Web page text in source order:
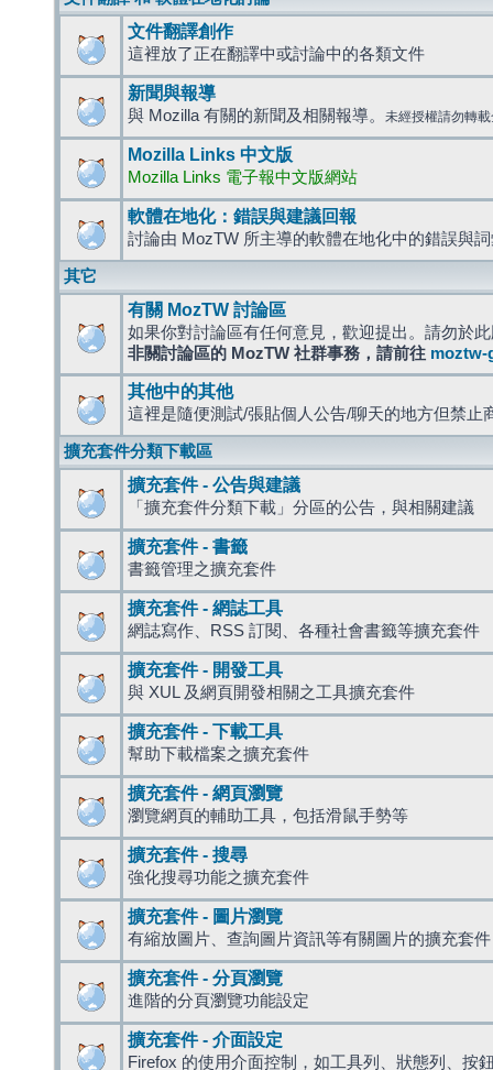
文件翻譯創作
這裡放了正在翻譯中或討論中的各類文件
新聞與報導
與 Mozilla 有關的新聞及相關報導。 未經授權請勿轉
Mozilla Links 中文版
Mozilla Links 電子報中文版網站
軟體在地化：錯誤與建議回報
討論由 MozTW 所主導的軟體在地化中的錯誤與
其它
有關 MozTW 討論區
如果你對討論區有任何意見，歡迎提出。請勿於
非關討論區的 MozTW 社群事務，請前往 moztw-
其他中的其他
這裡是隨便測試/張貼個人公告/聊天的地方但禁止
擴充套件分類下載區
擴充套件 - 公告與建議
「擴充套件分類下載」分區的公告，與相關建議
擴充套件 - 書籤
書籤管理之擴充套件
擴充套件 - 網誌工具
網誌寫作、RSS 訂閱、各種社會書籤等擴充套件
擴充套件 - 開發工具
與 XUL 及網頁開發相關之工具擴充套件
擴充套件 - 下載工具
幫助下載檔案之擴充套件
擴充套件 - 網頁瀏覽
瀏覽網頁的輔助工具，包括滑鼠手勢等
擴充套件 - 搜尋
強化搜尋功能之擴充套件
擴充套件 - 圖片瀏覽
有縮放圖片、查詢圖片資訊等有關圖片的擴充套件
擴充套件 - 分頁瀏覽
進階的分頁瀏覽功能設定
擴充套件 - 介面設定
Firefox 的使用介面控制，如工具列、狀態列、按